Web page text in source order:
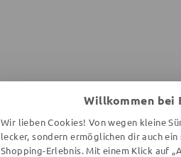
WEITERE
Willkommen bei
Wir lieben Cookies! Von wegen kleine
lecker, sondern ermöglichen dir auch
Shopping-Erlebnis. Mit einem Klick auf